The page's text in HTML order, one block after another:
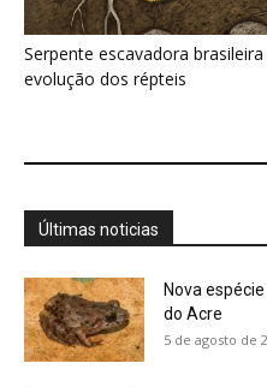
Fertilizante
solos
5 de agosto de
Um simples
5 de agosto de